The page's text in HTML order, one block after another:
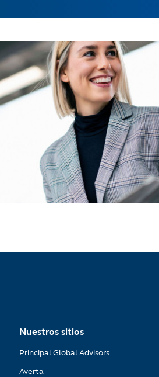
Nuestros sitios
Principal Global Advisors
Averta